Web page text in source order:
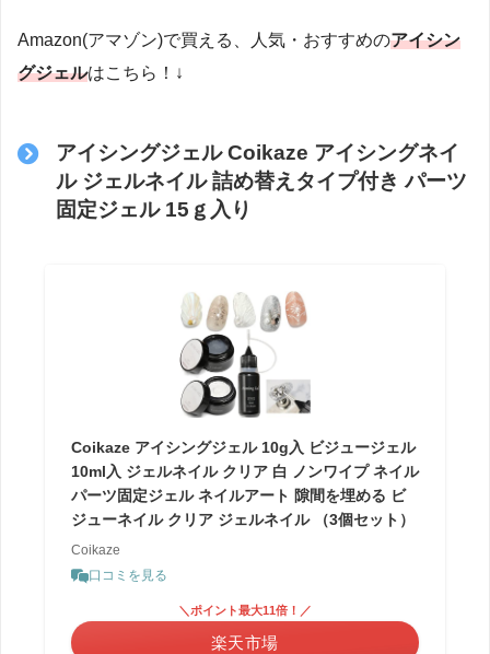
Amazon(アマゾン)で買える、人気・おすすめのアイシン
グジェルはこちら！↓
アイシングジェル Coikaze アイシングネイ
ル ジェルネイル 詰め替えタイプ付き パーツ
固定ジェル 15ｇ入り
Coikaze アイシングジェル 10g入 ビジュージェル
10ml入 ジェルネイル クリア 白 ノンワイプ ネイル
パーツ固定ジェル ネイルアート 隙間を埋める ビ
ジューネイル クリア ジェルネイル （3個セット）
Coikaze
口コミを見る
＼ポイント最大11倍！／
楽天市場